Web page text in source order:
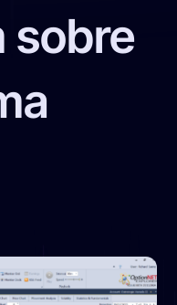
sobre